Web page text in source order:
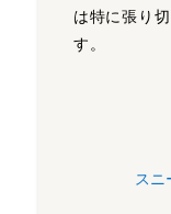
は特に張り
す。
スニ